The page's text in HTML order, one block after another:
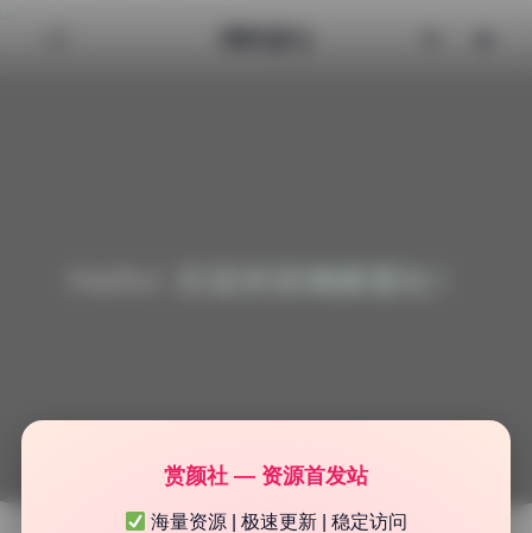
赏颜社 — 资源首发站
海量资源 | 极速更新 | 稳定访问